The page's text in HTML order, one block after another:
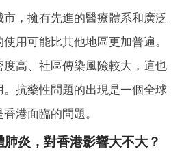
，擁有先進的醫療體系和廣泛
用可能比其他地區更加普遍。
高、社區傳染風險較大，這也
抗藥性問題的出現是一個全球
港面臨的問題。
炎，對香港影響大不大？